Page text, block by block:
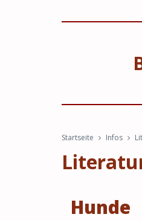
Startseite Infos
Hunde